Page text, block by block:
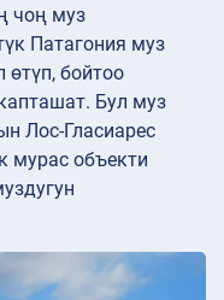
чоң муз
Патагония муз
бойтоо
Бул муз
Лос-Гласиарес
мурас объекти